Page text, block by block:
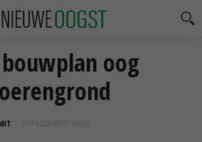
oog
23 APR 2025 OM 07:35